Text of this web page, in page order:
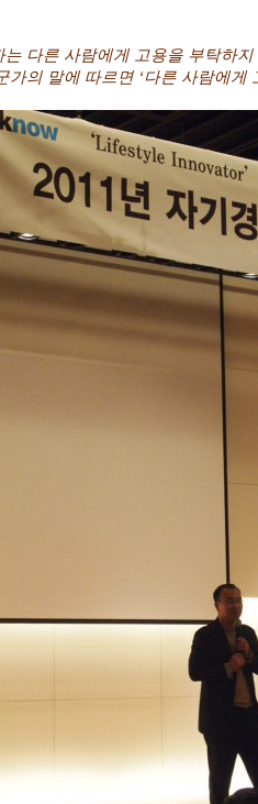
다른 사람에게 고용을 부탁하
가의 말에 따르면 ‘다른 사람에게